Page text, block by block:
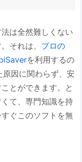
は全然難しくない
それは、 プロの
を利用するの
因に関わらず、安
とができます。と
て、専門知識を持
ぐこのソフトを無